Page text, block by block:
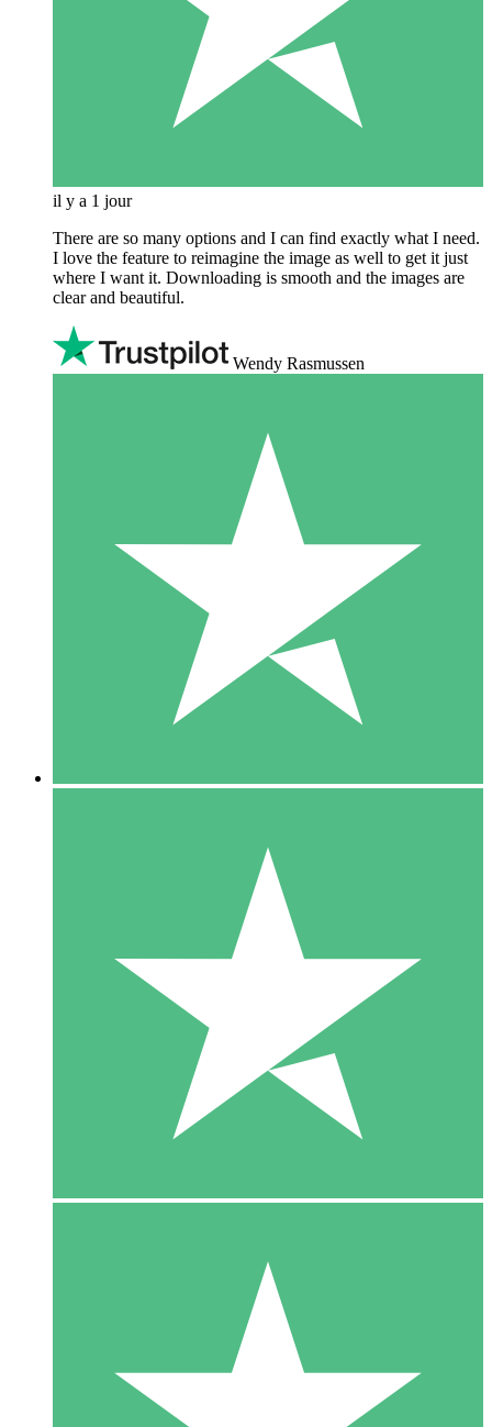
il y a 1 jour
There are so many options and I can find exactly what I need.
I love the feature to reimagine the image as well to get it just
where I want it. Downloading is smooth and the images are
clear and beautiful.
Wendy Rasmussen